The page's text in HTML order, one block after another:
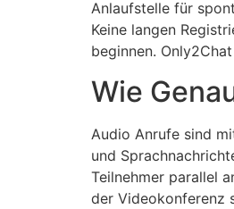
Anlaufstelle für
Keine langen
beginnen.
Wie
Audio Anrufe sind
und
Teilnehmer parallel
der Videokonferenz